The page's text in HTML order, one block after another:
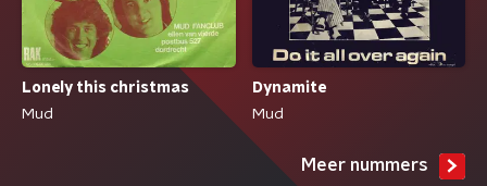
Lonely this christmas
Mud
Dynamite
Mud
Meer nummers